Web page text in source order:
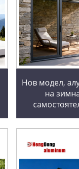
Нов модел,
на
слънчева